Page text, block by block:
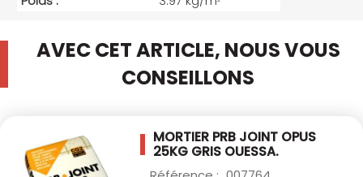
AVEC CET ARTICLE, NOUS VOUS
CONSEILLONS
MORTIER PRB JOINT OPUS
25KG GRIS OUESSA.